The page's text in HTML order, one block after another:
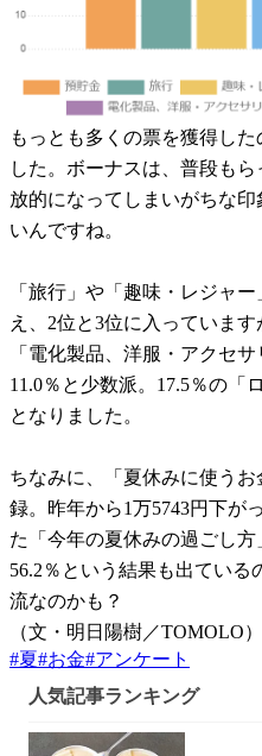
もっとも多くの票を獲得し
した。ボーナスは、普段も
放的になってしまいがちな
いんですね。
「旅行」や「趣味・レジャ
え、2位と3位に入っています
「電化製品、洋服・アクセ
11.0％と少数派。17.5％の「
となりました。
ちなみに、「夏休みに使う
録。昨年から1万5743円下が
た「今年の夏休みの過ごし
56.2％という結果も出ている
流なのかも？
（文・明日陽樹／TOMOLO）
#夏#お金#アンケート
人気記事ランキング